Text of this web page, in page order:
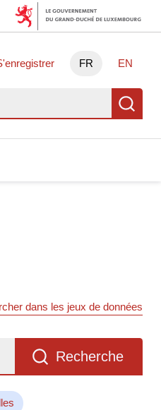
FR EN
dans les jeux de données
Recherche